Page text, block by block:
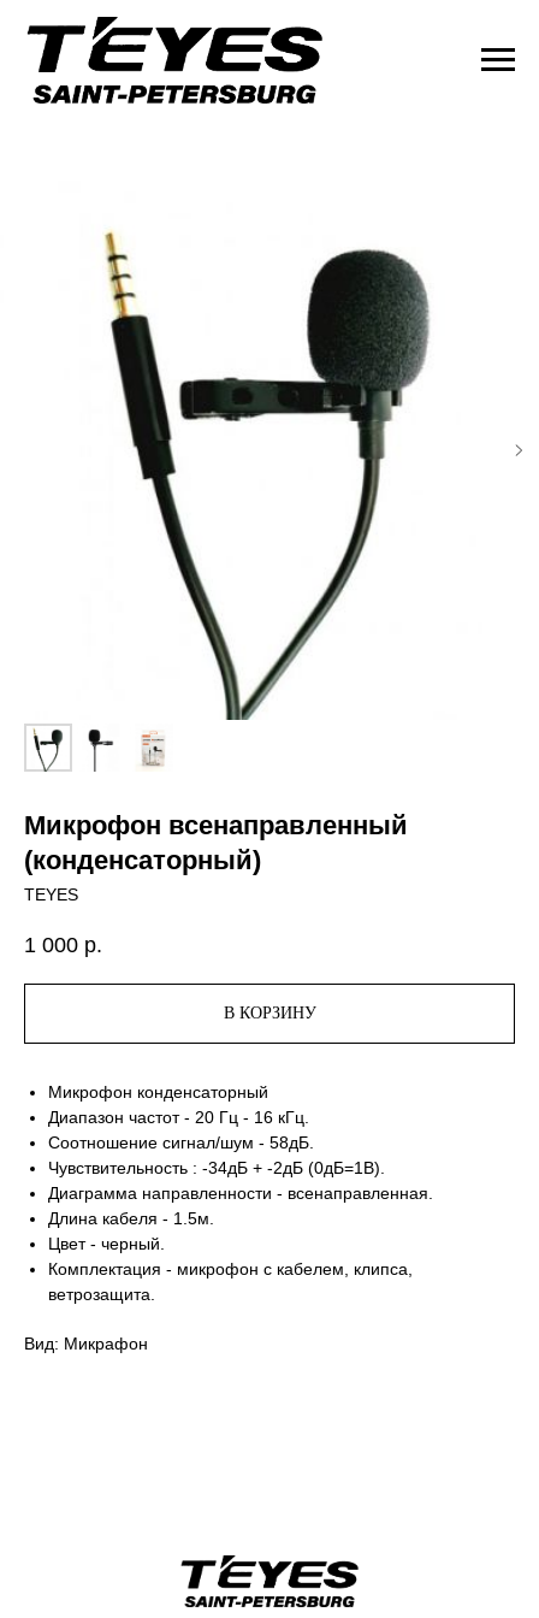
Микрофон всенаправленный
(конденсаторный)
TEYES
1 000 р.
В КОРЗИНУ
Микрофон конденсаторный
Диапазон частот - 20 Гц - 16 кГц.
Соотношение сигнал/шум - 58дБ.
Чувствительность : -34дБ + -2дБ (0дБ=1В).
Диаграмма направленности - всенаправленная.
Длина кабеля - 1.5м.
Цвет - черный.
Комплектация - микрофон с кабелем, клипса,
ветрозащита.
Вид: Микрафон